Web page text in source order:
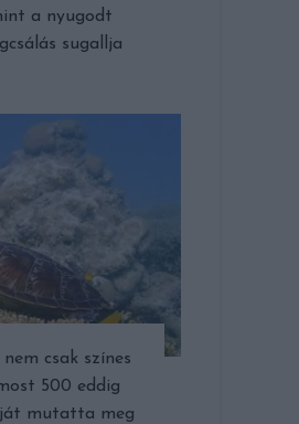
a nyugodt
sugallja
csak színes
500 eddig
mutatta meg